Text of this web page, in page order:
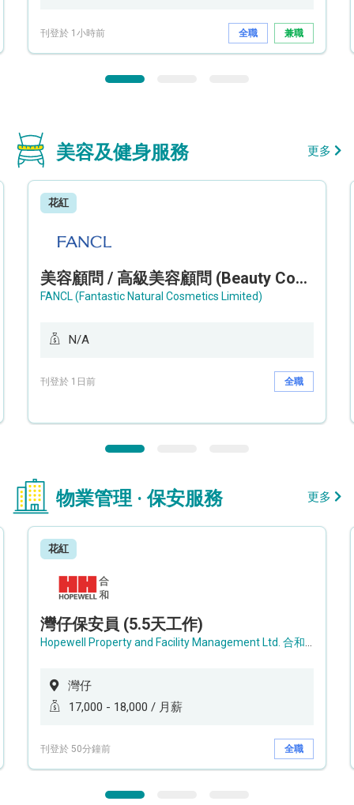
刊登於 1小時前 全職 兼職
美容及健身服務 更多
花紅
美容顧問 / 高級美容顧問 (Beauty Consultant / Senior Beauty Consultant)
FANCL (Fantastic Natural Cosmetics Limited)
N/A
刊登於 1日前 全職
物業管理 · 保安服務 更多
花紅
灣仔保安員 (5.5天工作)
灣仔
17,000 - 18,000 / 月薪
刊登於 50分鐘前 全職